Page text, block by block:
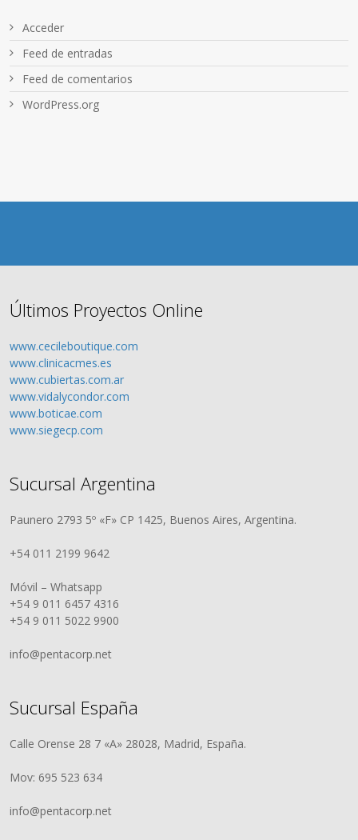
Acceder
Feed de entradas
Feed de comentarios
WordPress.org
Últimos Proyectos Online
www.cecileboutique.com
www.clinicacmes.es
www.cubiertas.com.ar
www.vidalycondor.com
www.boticae.com
www.siegecp.com
Sucursal Argentina
Paunero 2793 5º «F» CP 1425, Buenos Aires, Argentina.
+54 011 2199 9642
Móvil – Whatsapp
+54 9 011 6457 4316
+54 9 011 5022 9900
info@pentacorp.net
Sucursal España
Calle Orense 28 7 «A» 28028, Madrid, España.
Mov: 695 523 634
info@pentacorp.net